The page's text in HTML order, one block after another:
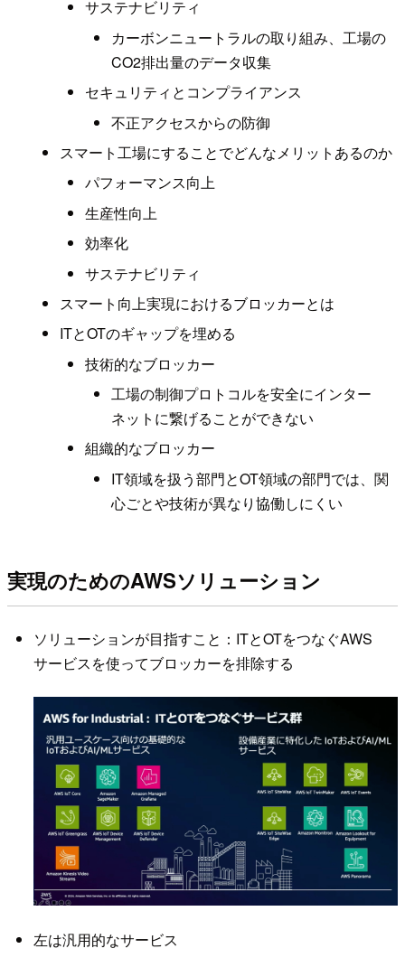
サステナビリティ
カーボンニュートラルの取り組み、工場の
CO2排出量のデータ収集
セキュリティとコンプライアンス
不正アクセスからの防御
スマート工場にすることでどんなメリットあるのか
パフォーマンス向上
生産性向上
効率化
サステナビリティ
スマート向上実現におけるブロッカーとは
ITとOTのギャップを埋める
技術的なブロッカー
工場の制御プロトコルを安全にインター
ネットに繋げることができない
組織的なブロッカー
IT領域を扱う部門とOT領域の部門では、関
心ごとや技術が異なり協働しにくい
実現のためのAWSソリューション
ソリューションが目指すこと：ITとOTをつなぐAWS
サービスを使ってブロッカーを排除する
左は汎用的なサービス